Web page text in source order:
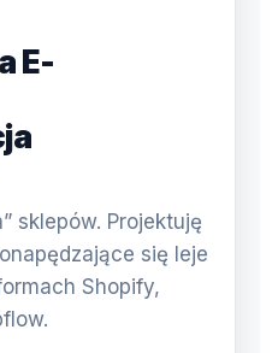
E-
sklepów. Projektuję
się leje
Shopify,